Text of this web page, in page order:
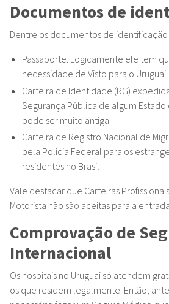
Documentos de
Dentre os documentos de
Passaporte. Logicamente ele tem
necessidade de Visto para o Uruguai.
Carteira de Identidade (RG)
Segurança Pública de algum Estado
pode ser muito antiga.
Carteira de Registro Nacional de
pela Polícia Federal para os
residentes no Brasil
Vale destacar que Carteiras
Motorista não são aceitas para a
Comprovação de
Internacional
Os hospitais no Uruguai só atendem
os que residem legalmente. Então,